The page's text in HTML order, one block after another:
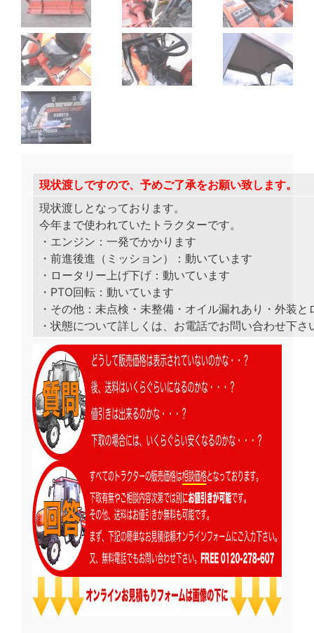
現状渡しですので、予めご了承をお願い致します。
現状渡しとなっております。
今年まで使われていたトラクターです。
・エンジン：一発でかかります
・前進後進（ミッション）：動いています
・ロータリー上げ下げ：動いています
・PTO回転：動いています
・その他：未点検・未整備・オイル漏れあり・ 外装と
・状態について詳しくは、お電話でお問い合わせ下